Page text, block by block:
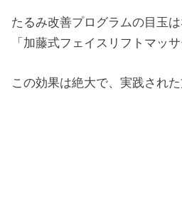
たるみ改善プログラムの目玉
「加藤式フェイスリフトマッサ
この効果は絶大で、実践され